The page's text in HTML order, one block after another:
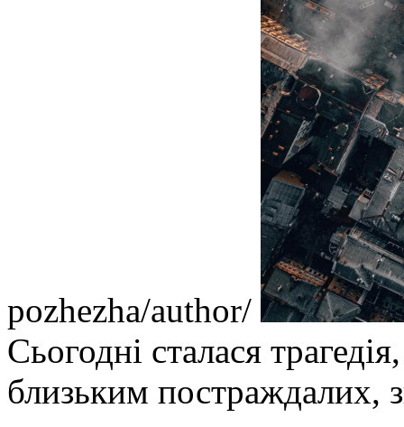
pozhezha/author/
Сьогодні сталася
близьким постраждалих,